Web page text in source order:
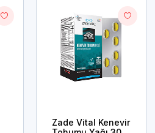
Zade Vital Kenevir